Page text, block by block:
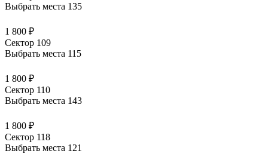
Выбрать места 135
1 800 ₽
Сектор 109
Выбрать места 115
1 800 ₽
Сектор 110
Выбрать места 143
1 800 ₽
Сектор 118
Выбрать места 121